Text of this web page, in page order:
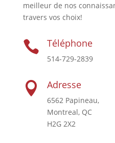
meilleur de nos
travers vos choix!
 Téléphone
514-729-2839
 Adresse
6562 Papineau,
Montreal, QC
H2G 2X2